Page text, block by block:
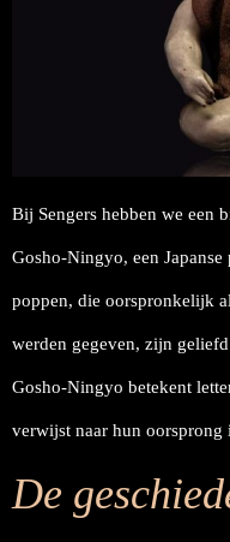
Bij Sengers hebben we een
Gosho-Ningyo, een
poppen, die oorspronkelijk
werden gegeven, zijn
Gosho-Ningyo betekent
verwijst naar hun
De